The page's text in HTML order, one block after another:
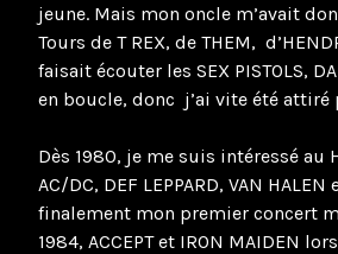
jeune. Mais mon oncle m’avait
Tours de T REX, de THEM,
faisait écouter les SEX PISTOLS,
en boucle, donc j’ai vite été attiré
Dès 1980, je me suis intéressé au
AC/DC, DEF LEPPARD, VAN HALEN
finalement mon premier concert
1984, ACCEPT et IRON MAIDEN